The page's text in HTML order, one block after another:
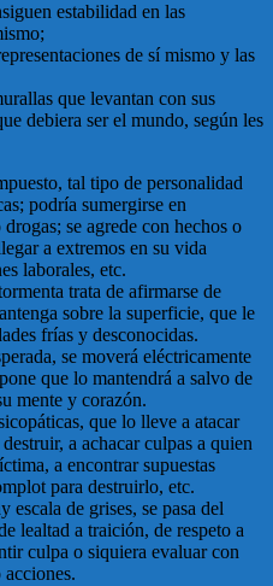
estabilidad en las
de sí mismo y las
que levantan con sus
debiera ser el mundo, según les
tal tipo de personalidad
podría sumergirse en
se agrede con hechos o
a extremos en su vida
laborales, etc.
trata de afirmarse de
sobre la superficie, que le
frías y desconocidas.
se moverá eléctricamente
que lo mantendrá a salvo de
mente y corazón.
que lo lleve a atacar
a achacar culpas a quien
a encontrar supuestas
para destruirlo, etc.
escala de grises, se pasa del
lealtad a traición, de respeto a
culpa o siquiera evaluar con